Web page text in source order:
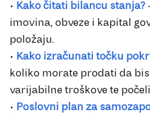
• Kako čitati bilancu stanja?
imovina, obveze i kapital
položaju.
• Kako izračunati točku
koliko morate prodati da
varijabilne troškove te
• Poslovni plan za